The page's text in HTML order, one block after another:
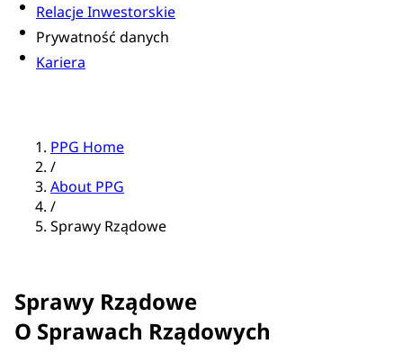
Relacje Inwestorskie
Prywatność danych
Kariera
PPG Home
/
About PPG
/
Sprawy Rządowe
Sprawy Rządowe
O Sprawach Rządowych